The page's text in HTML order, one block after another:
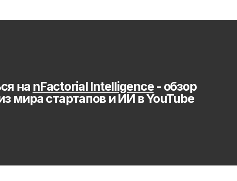
на nFactorial Intelligence - обзор
мира стартапов и ИИ в YouTube